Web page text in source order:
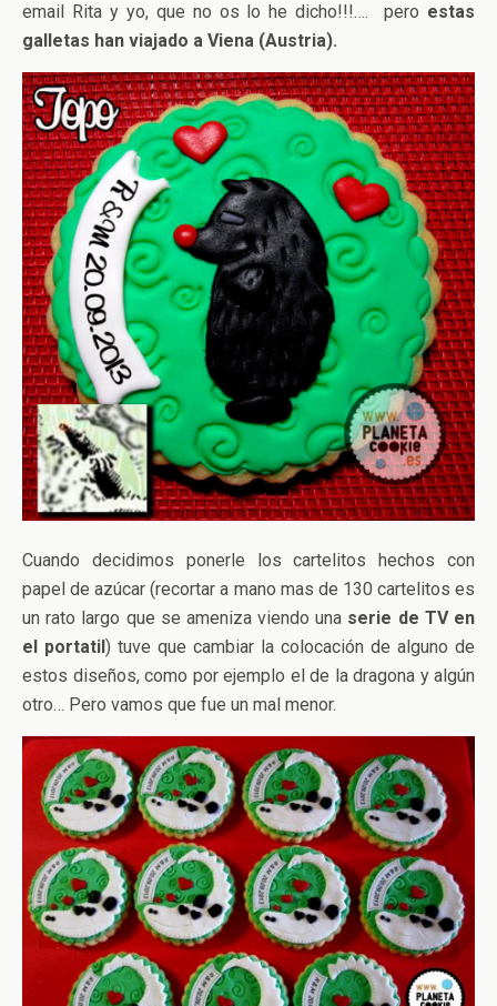
email Rita y yo, que no os lo he dicho!!!…. pero estas
galletas han viajado a Viena (Austria).
Cuando decidimos ponerle los cartelitos hechos con
papel de azúcar (recortar a mano mas de 130 cartelitos es
un rato largo que se ameniza viendo una serie de TV en
el portatil ) tuve que cambiar la colocación de alguno de
estos diseños, como por ejemplo el de la dragona y algún
otro… Pero vamos que fue un mal menor.